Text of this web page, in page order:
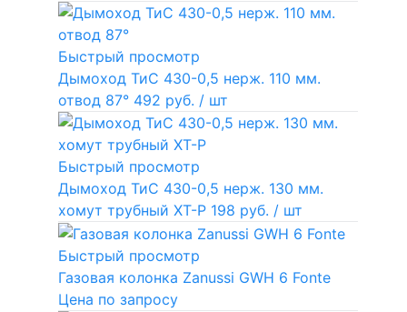
Быстрый просмотр
Дымоход ТиС 430-0,5 нерж. 110 мм.
отвод 87° 492 руб. / шт
Быстрый просмотр
Дымоход ТиС 430-0,5 нерж. 130 мм.
хомут трубный ХТ-Р 198 руб. / шт
Быстрый просмотр
Газовая колонка Zanussi GWH 6 Fonte
Цена по запросу